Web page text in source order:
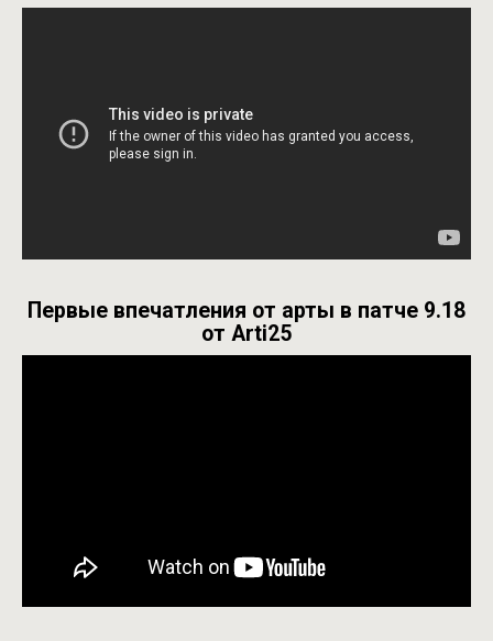
Первые впечатления от арты в патче 9.18
от Arti25